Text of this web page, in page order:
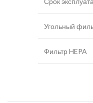
Угольный
Фильтр HEPA